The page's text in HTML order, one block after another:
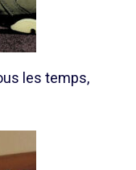
les temps,